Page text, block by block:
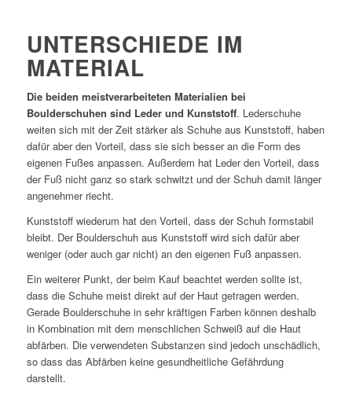
UNTERSCHIEDE IM
MATERIAL
Die beiden meistverarbeiteten Materialien bei
Boulderschuhen sind Leder und Kunststoff. Lederschuhe
weiten sich mit der Zeit stärker als Schuhe aus Kunststoff, haben
dafür aber den Vorteil, dass sie sich besser an die Form des
eigenen Fußes anpassen. Außerdem hat Leder den Vorteil, dass
der Fuß nicht ganz so stark schwitzt und der Schuh damit länger
angenehmer riecht.
Kunststoff wiederum hat den Vorteil, dass der Schuh formstabil
bleibt. Der Boulderschuh aus Kunststoff wird sich dafür aber
weniger (oder auch gar nicht) an den eigenen Fuß anpassen.
Ein weiterer Punkt, der beim Kauf beachtet werden sollte ist,
dass die Schuhe meist direkt auf der Haut getragen werden.
Gerade Boulderschuhe in sehr kräftigen Farben können deshalb
in Kombination mit dem menschlichen Schweiß auf die Haut
abfärben. Die verwendeten Substanzen sind jedoch unschädlich,
so dass das Abfärben keine gesundheitliche Gefährdung
darstellt.